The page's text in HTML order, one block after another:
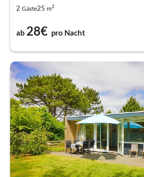
2 Gäste25 m2
ab 28€ pro Nacht